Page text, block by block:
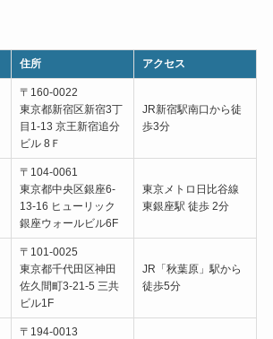
住所 アクセス
〒160-0022
東京都新宿区新宿3丁
目1-13 京王新宿追分
ビル 8Ｆ
JR新宿駅南口から徒
歩3分
〒104-0061
東京都中央区銀座6-
13-16 ヒューリック
銀座ウォールビル6F
東京メトロ日比谷線
東銀座駅 徒歩 2分
〒101-0025
東京都千代田区神田
佐久間町3-21-5 三共
ビル1F
JR「秋葉原」駅から
徒歩5分
〒194-0013